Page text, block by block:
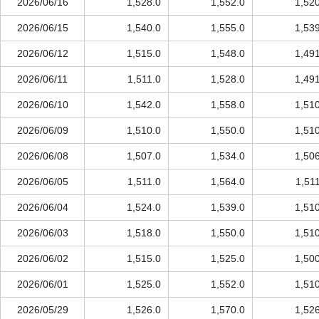
2026/06/15 1,540.0 1,555.0
2026/06/12 1,515.0 1,548.0
2026/06/11 1,511.0 1,528.0
2026/06/10 1,542.0 1,558.0
2026/06/09 1,510.0 1,550.0
2026/06/08 1,507.0 1,534.0
2026/06/05 1,511.0 1,564.0
2026/06/04 1,524.0 1,539.0
2026/06/03 1,518.0 1,550.0
2026/06/02 1,515.0 1,525.0
2026/06/01 1,525.0 1,552.0
2026/05/29 1,526.0 1,570.0